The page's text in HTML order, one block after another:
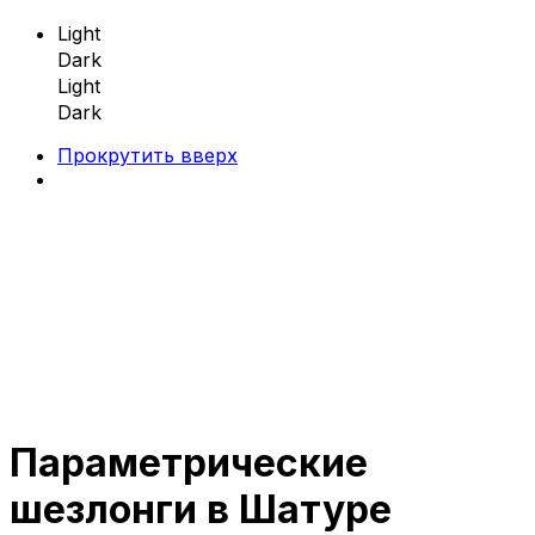
Light
Dark
Light
Dark
Прокрутить вверх
Параметрическая мебель
Параметрические скамейки
Параметрические кресла
Параметрические
шезлонги в Шатуре